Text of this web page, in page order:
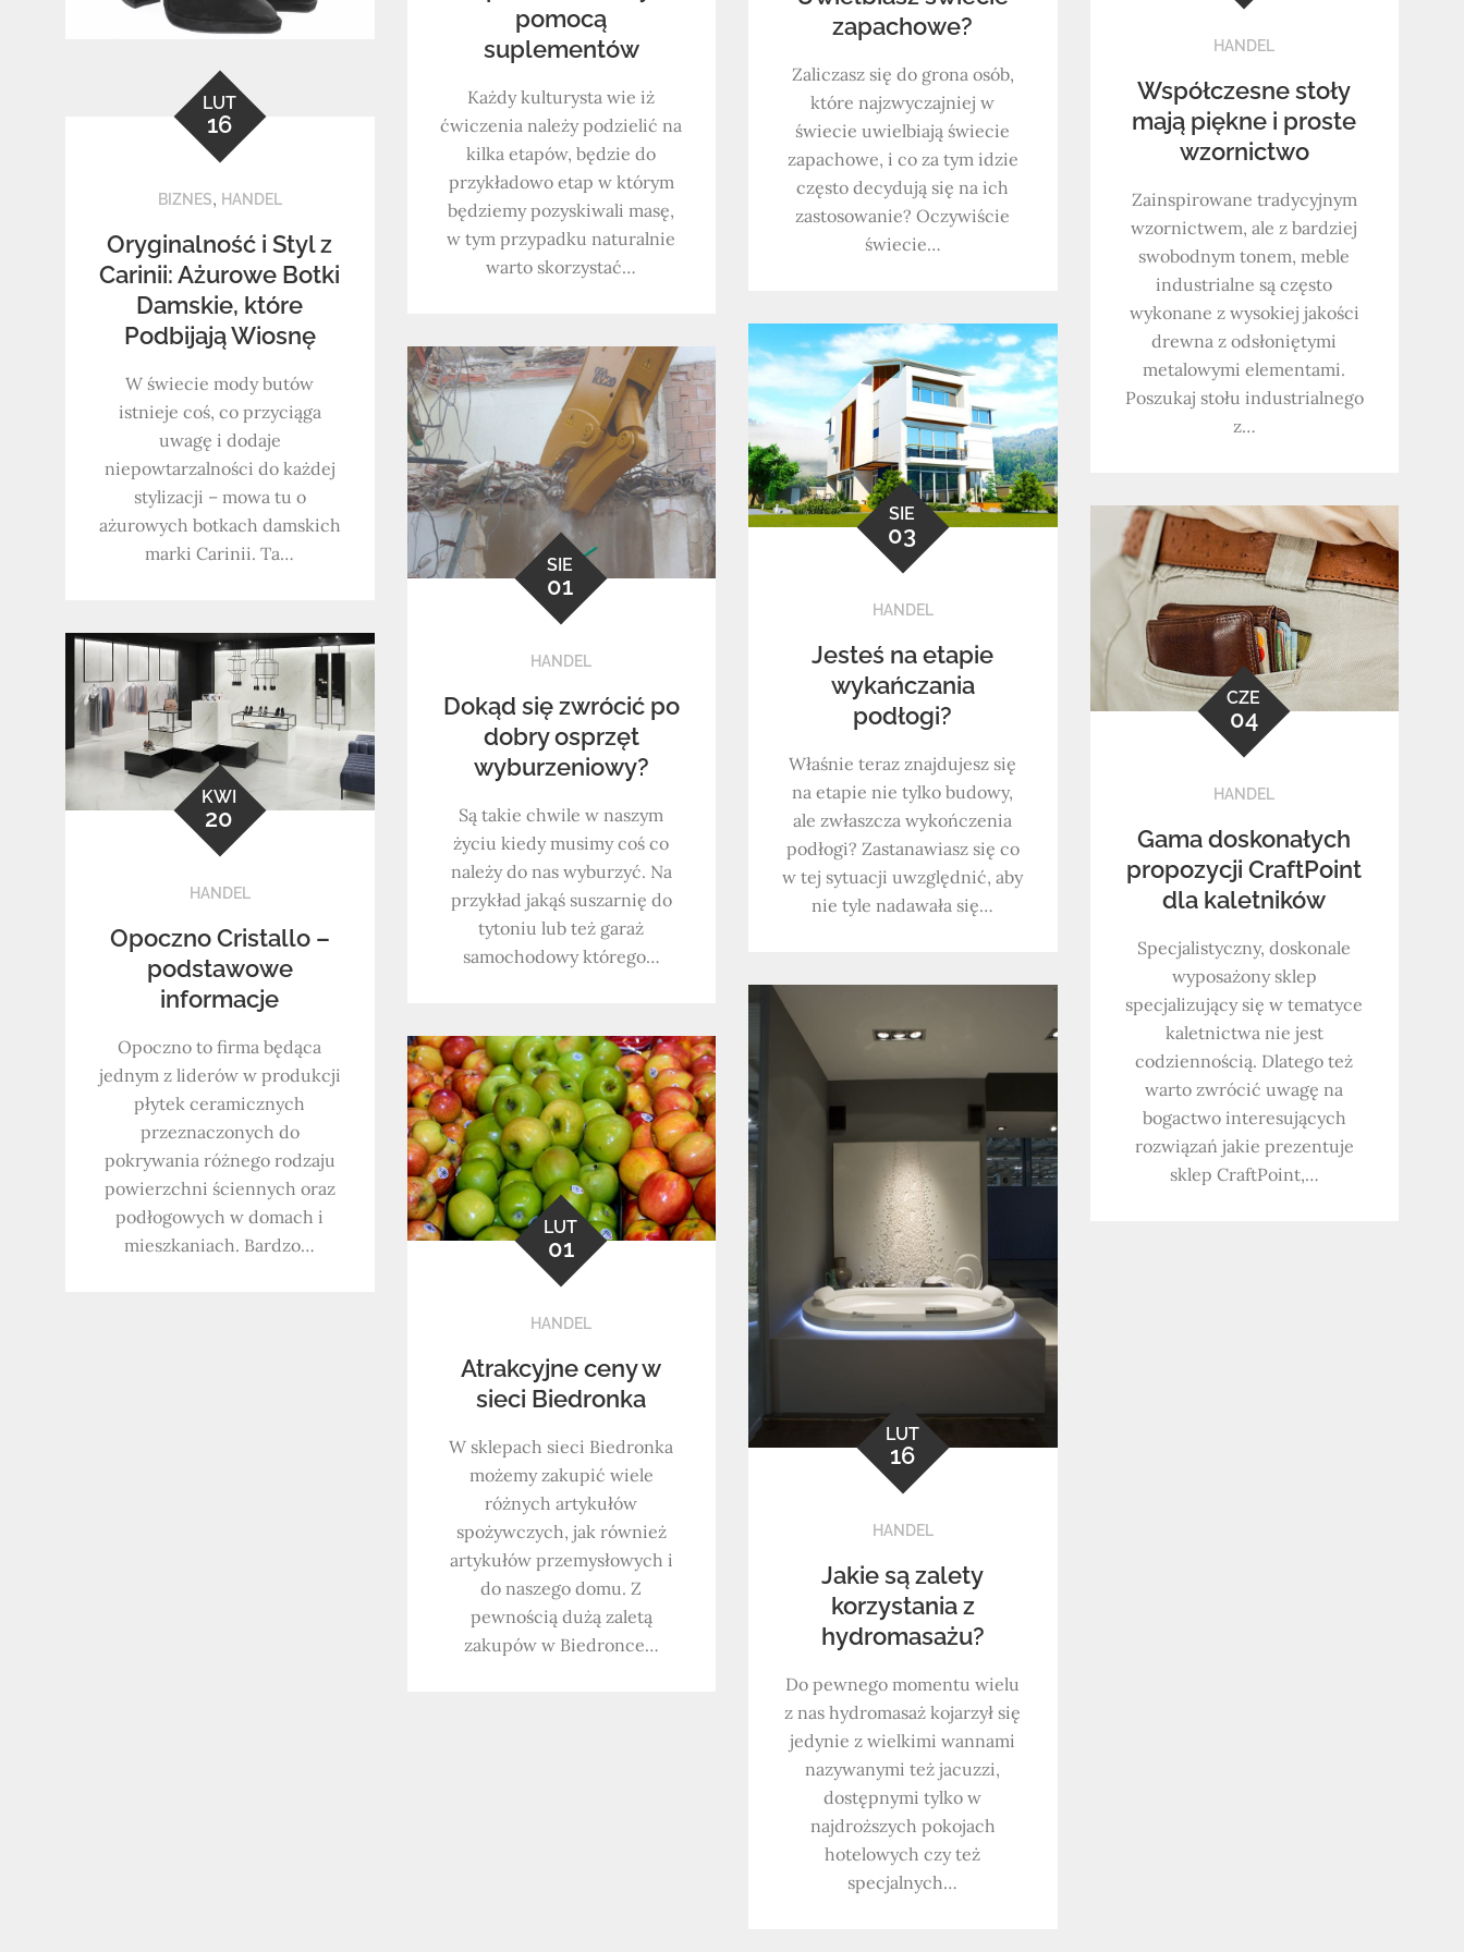
LUT
16
BIZNES, HANDEL
Oryginalność i Styl z
Carinii: Ażurowe Botki
Damskie, które
Podbijają Wiosnę
W świecie mody butów
istnieje coś, co przyciąga
uwagę i dodaje
niepowtarzalności do każdej
stylizacji – mowa tu o
ażurowych botkach damskich
marki Carinii. Ta…
pomocą
suplementów
Każdy kulturysta wie iż
ćwiczenia należy podzielić na
kilka etapów, będzie do
przykładowo etap w którym
będziemy pozyskiwali masę,
w tym przypadku naturalnie
warto skorzystać…
zapachowe?
Zaliczasz się do grona osób,
które najzwyczajniej w
świecie uwielbiają świecie
zapachowe, i co za tym idzie
często decydują się na ich
zastosowanie? Oczywiście
świecie…
HANDEL
Współczesne stoły
mają piękne i proste
wzornictwo
Zainspirowane tradycyjnym
wzornictwem, ale z bardziej
swobodnym tonem, meble
industrialne są często
wykonane z wysokiej jakości
drewna z odsłoniętymi
metalowymi elementami.
Poszukaj stołu industrialnego
z…
SIE
03
HANDEL
Jesteś na etapie
wykańczania
podłogi?
Właśnie teraz znajdujesz się
na etapie nie tylko budowy,
ale zwłaszcza wykończenia
podłogi? Zastanawiasz się co
w tej sytuacji uwzględnić, aby
nie tyle nadawała się…
SIE
01
HANDEL
Dokąd się zwrócić po
dobry osprzęt
wyburzeniowy?
Są takie chwile w naszym
życiu kiedy musimy coś co
należy do nas wyburzyć. Na
przykład jakąś suszarnię do
tytoniu lub też garaż
samochodowy którego…
CZE
04
HANDEL
Gama doskonałych
propozycji CraftPoint
dla kaletników
Specjalistyczny, doskonale
wyposażony sklep
specjalizujący się w tematyce
kaletnictwa nie jest
codziennością. Dlatego też
warto zwrócić uwagę na
bogactwo interesujących
rozwiązań jakie prezentuje
sklep CraftPoint,…
KWI
20
HANDEL
Opoczno Cristallo –
podstawowe
informacje
Opoczno to firma będąca
jednym z liderów w produkcji
płytek ceramicznych
przeznaczonych do
pokrywania różnego rodzaju
powierzchni ściennych oraz
podłogowych w domach i
mieszkaniach. Bardzo…
LUT
16
HANDEL
Jakie są zalety
korzystania z
hydromasażu?
Do pewnego momentu wielu
z nas hydromasaż kojarzył się
jedynie z wielkimi wannami
nazywanymi też jacuzzi,
dostępnymi tylko w
najdroższych pokojach
hotelowych czy też
specjalnych…
LUT
01
HANDEL
Atrakcyjne ceny w
sieci Biedronka
W sklepach sieci Biedronka
możemy zakupić wiele
różnych artykułów
spożywczych, jak również
artykułów przemysłowych i
do naszego domu. Z
pewnością dużą zaletą
zakupów w Biedronce…